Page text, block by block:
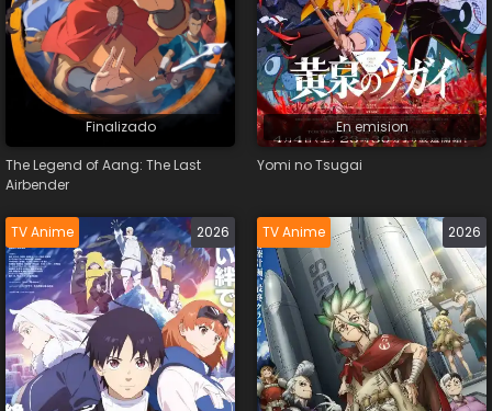
Estreno
Idioma
Finalizado
The Legend of Aang: The Last
Airbender
En emision
Yomi no Tsugai
TV Anime 2026 TV Anime 2026